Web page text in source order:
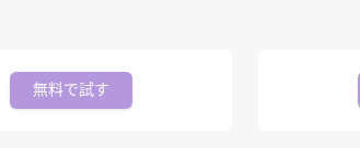
無料で試す